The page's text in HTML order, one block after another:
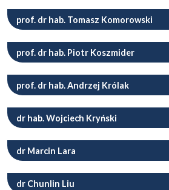
prof. dr hab. Tomasz Komorowski
prof. dr hab. Piotr Koszmider
prof. dr hab. Andrzej Królak
dr hab. Wojciech Kryński
dr Marcin Lara
dr Chunlin Liu